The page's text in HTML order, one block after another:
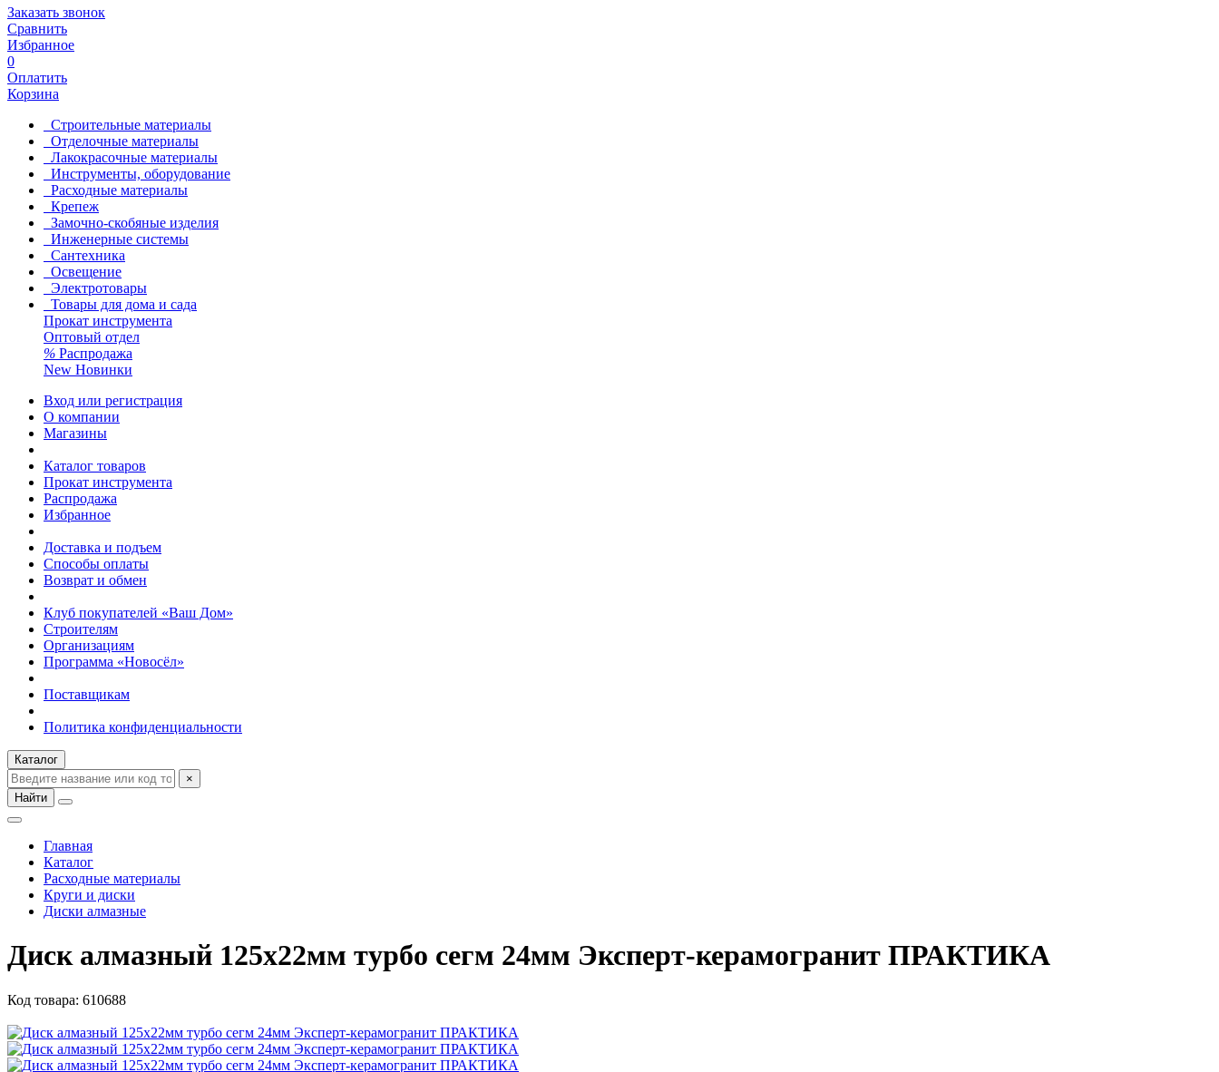
Заказать звонок
Сравнить
Избранное
0
Оплатить
Корзина
Строительные материалы
Отделочные материалы
Лакокрасочные материалы
Инструменты, оборудование
Расходные материалы
Крепеж
Замочно-скобяные изделия
Инженерные системы
Сантехника
Освещение
Электротовары
Товары для дома и сада
Прокат инструмента
Оптовый отдел
% Распродажа
New Новинки
Вход или регистрация
О компании
Магазины
Каталог товаров
Прокат инструмента
Распродажа
Избранное
Доставка и подъем
Способы оплаты
Возврат и обмен
Клуб покупателей «Ваш Дом»
Строителям
Организациям
Программа «Новосёл»
Поставщикам
Политика конфиденциальности
Каталог
×
Найти
Главная
Каталог
Расходные материалы
Круги и диски
Диски алмазные
Диск алмазный 125х22мм турбо сегм 24мм Эксперт-керамогранит ПРАКТИКА
Код товара: 610688